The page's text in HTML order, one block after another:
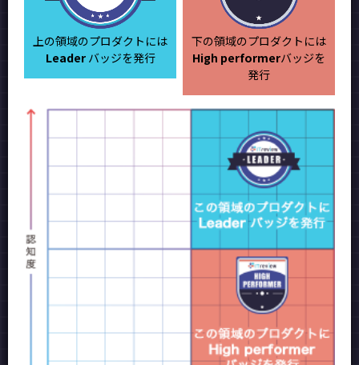
上の領域のプロダクトには
Leaderバッジを発行
下の領域のプロダクトには
High performerバッジを
発行